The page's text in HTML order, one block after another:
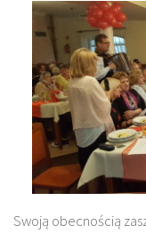
Swoją obecnością